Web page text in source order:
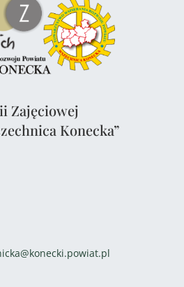
Zajęciowej
Konecka”